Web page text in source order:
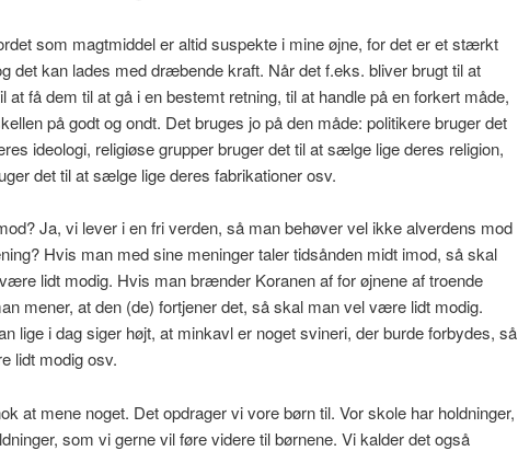
som magtmiddel er altid suspekte i mine øjne, for det er et stærkt
det kan lades med dræbende kraft. Når det f.eks. bliver brugt til at
at få dem til at gå i en bestemt retning, til at handle på en forkert måde,
på godt og ondt. Det bruges jo på den måde: politikere bruger det
ideologi, religiøse grupper bruger det til at sælge lige deres religion,
det til at sælge lige deres fabrikationer osv.
Ja, vi lever i en fri verden, så man behøver vel ikke alverdens mod
Hvis man med sine meninger taler tidsånden midt imod, så skal
lidt modig. Hvis man brænder Koranen af for øjnene af troende
mener, at den (de) fortjener det, så skal man vel være lidt modig.
lige i dag siger højt, at minkavl er noget svineri, der burde forbydes, så
lidt modig osv.
at mene noget. Det opdrager vi vore børn til. Vor skole har holdninger,
som vi gerne vil føre videre til børnene. Vi kalder det også